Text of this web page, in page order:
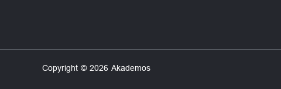
Copyright © 2026 Akademos